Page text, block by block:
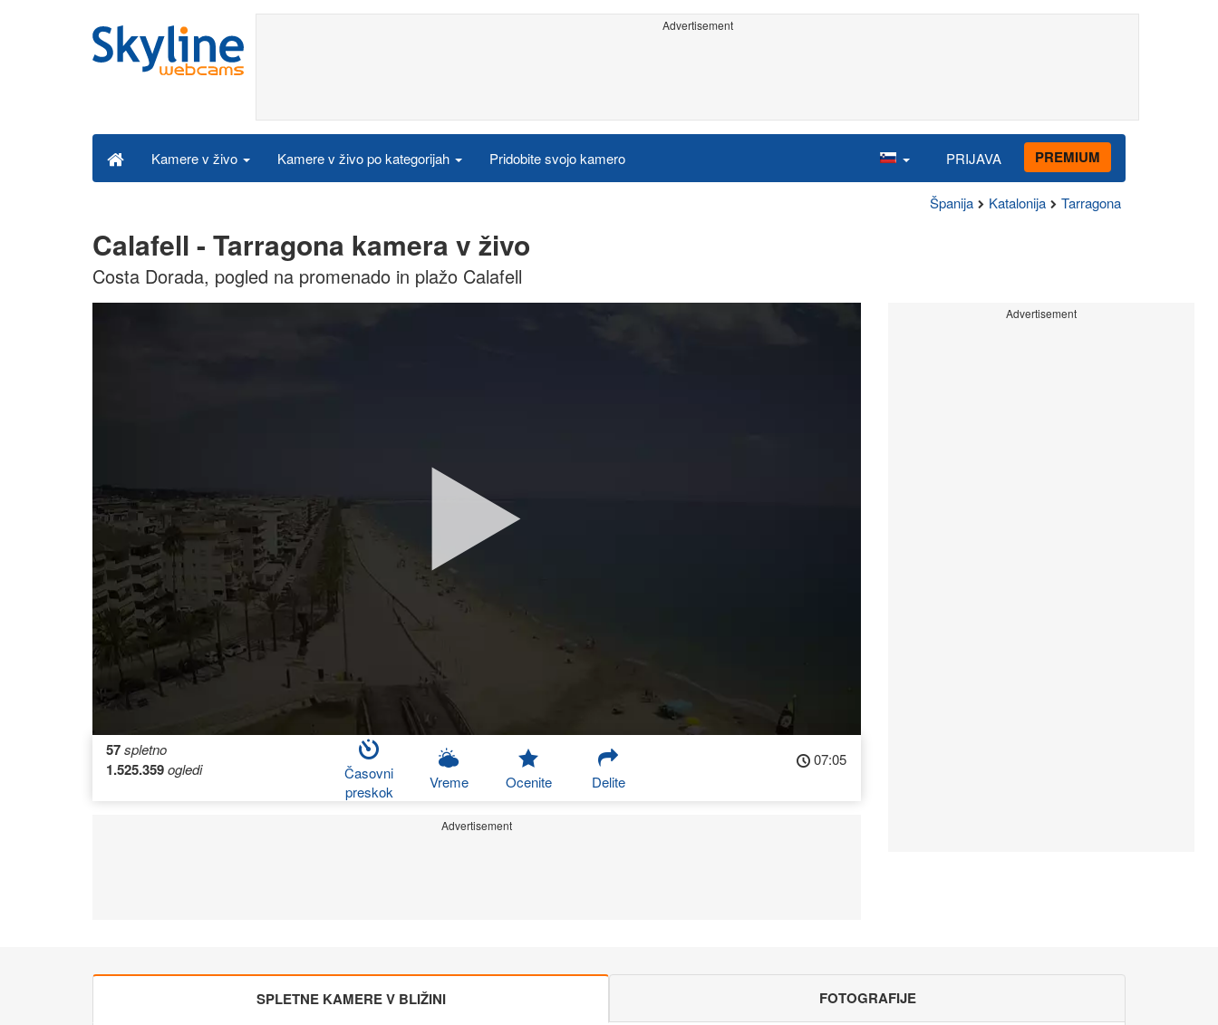
Advertisement
Kamere v živo Kamere v živo po kategorijah Pridobite svojo kamero PRIJAVA PREMIUM
Španija Katalonija Tarragona
Calafell - Tarragona kamera v živo
Costa Dorada, pogled na promenado in plažo Calafell
57spletno
1.525.359ogledi
Časovni
preskok
Vreme Ocenite Delite
07:05
Advertisement
Advertisement
SPLETNE KAMERE V BLIŽINI FOTOGRAFIJE